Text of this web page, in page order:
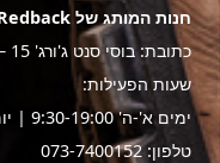
חנות המותג של Redback בביל"ו
כתובת: בוסי סנט ג'ורג' 15 – מתחם שער בילו
שעות הפעילות:
ימים א'-ה' 9:30-19:00 | יום שישי 9:00-14:00
טלפון: 073-7400152